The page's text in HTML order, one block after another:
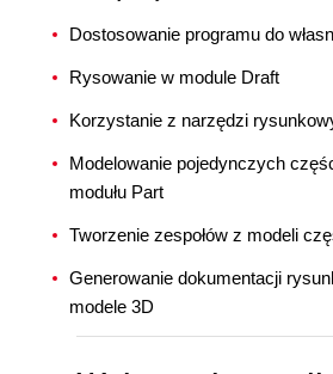
Dostosowanie programu do
Rysowanie w module Draft
Korzystanie z narzędzi
Modelowanie pojedynczych
modułu Part
Tworzenie zespołów z modeli
Generowanie dokumentacji
modele 3D